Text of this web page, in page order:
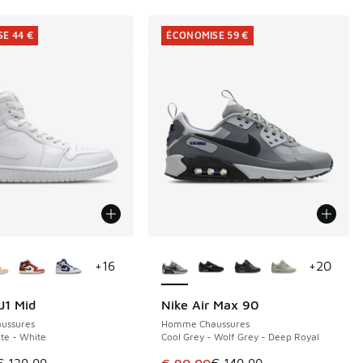
Mid
- White
44 €
+16
44 €
Nike Air Max 90
Homme Chaussures
Cool Grey - Wolf Grey - Deep Royal
ÉCONOMISE 59 €
+20
ÉCONOMISE 59 €